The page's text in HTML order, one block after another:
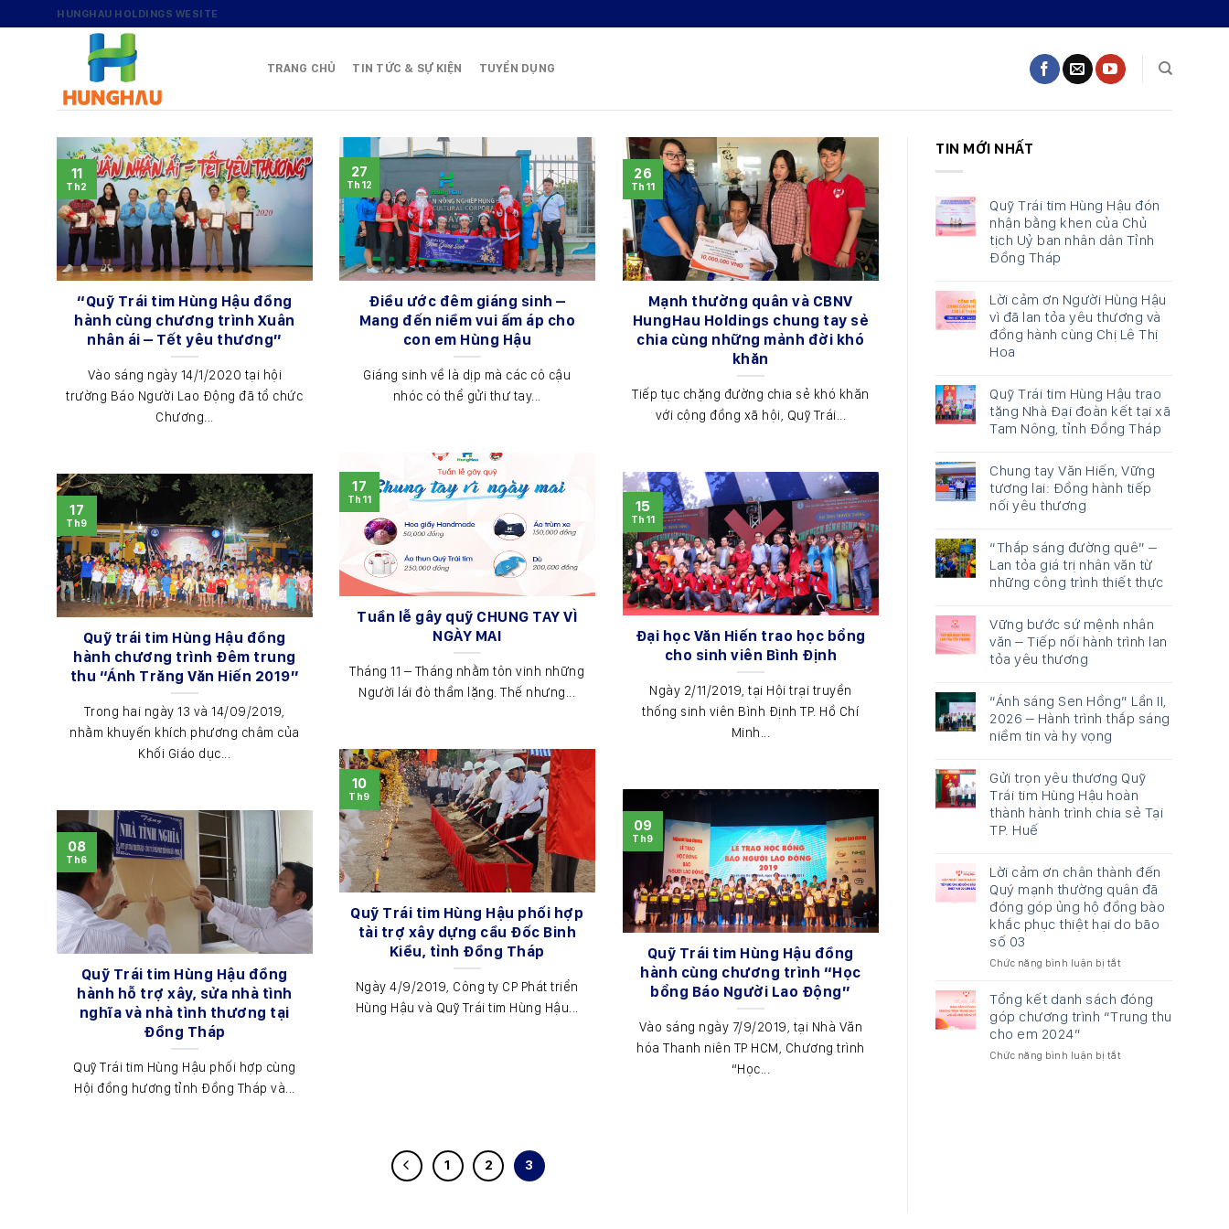
HUNGHAU HOLDINGS WESITE
TRANG CHỦ TIN TỨC & SỰ KIỆN TUYỂN DỤNG
“Quỹ Trái tim Hùng Hậu đồng
hành cùng chương trình Xuân
nhân ái – Tết yêu thương”
Vào sáng ngày 14/1/2020 tại hội
trường Báo Người Lao Động đã tổ chức
Chương...
11
Th2
Điều ước đêm giáng sinh –
Mang đến niềm vui ấm áp cho
con em Hùng Hậu
Giáng sinh về là dịp mà các cô cậu
nhóc có thể gửi thư tay...
27
Th12
Mạnh thường quân và CBNV
HungHau Holdings chung tay sẻ
chia cùng những mảnh đời khó
khăn
Tiếp tục chặng đường chia sẻ khó khăn
với cộng đồng xã hội, Quỹ Trái...
26
Th11
Tuần lễ gây quỹ CHUNG TAY VÌ
NGÀY MAI
Tháng 11 – Tháng nhằm tôn vinh những
Người lái đò thầm lặng. Thế nhưng...
17
Th11
Đại học Văn Hiến trao học bổng
cho sinh viên Bình Định
Ngày 2/11/2019, tại Hội trại truyền
thống sinh viên Bình Định TP. Hồ Chí
Minh...
15
Th11
Quỹ trái tim Hùng Hậu đồng
hành chương trình Đêm trung
thu “Ánh Trăng Văn Hiến 2019”
Trong hai ngày 13 và 14/09/2019,
nhằm khuyến khích phương châm của
Khối Giáo dục...
17
Th9
Quỹ Trái tim Hùng Hậu phối hợp
tài trợ xây dựng cầu Đốc Binh
Kiều, tỉnh Đồng Tháp
Ngày 4/9/2019, Công ty CP Phát triển
Hùng Hậu và Quỹ Trái tim Hùng Hậu...
10
Th9
Quỹ Trái tim Hùng Hậu đồng
hành cùng chương trình “Học
bổng Báo Người Lao Động”
Vào sáng ngày 7/9/2019, tại Nhà Văn
hóa Thanh niên TP HCM, Chương trình
“Học...
09
Th9
Quỹ Trái tim Hùng Hậu đồng
hành hỗ trợ xây, sửa nhà tình
nghĩa và nhà tình thương tại
Đồng Tháp
Quỹ Trái tim Hùng Hậu phối hợp cùng
Hội đồng hương tỉnh Đồng Tháp và...
08
Th6
1 2 3
TIN MỚI NHẤT
Quỹ Trái tim Hùng Hậu đón
nhận bằng khen của Chủ
tịch Uỷ ban nhân dân Tỉnh
Đồng Tháp
Lời cảm ơn Người Hùng Hậu
vì đã lan tỏa yêu thương và
đồng hành cùng Chị Lê Thị
Hoa
Quỹ Trái tim Hùng Hậu trao
tặng Nhà Đại đoàn kết tại xã
Tam Nông, tỉnh Đồng Tháp
Chung tay Văn Hiến, Vững
tương lai: Đồng hành tiếp
nối yêu thương
“Thắp sáng đường quê” –
Lan tỏa giá trị nhân văn từ
những công trình thiết thực
Vững bước sứ mệnh nhân
văn – Tiếp nối hành trình lan
tỏa yêu thương
“Ánh sáng Sen Hồng” Lần II,
2026 – Hành trình thắp sáng
niềm tin và hy vọng
Gửi trọn yêu thương Quỹ
Trái tim Hùng Hậu hoàn
thành hành trình chia sẻ Tại
TP. Huế
Lời cảm ơn chân thành đến
Quý mạnh thường quân đã
đóng góp ủng hộ đồng bào
khắc phục thiệt hại do bão
số 03
Chức năng bình luận bị tắt
cảm
chân
Tổng kết danh sách đóng
góp chương trình “Trung thu
cho em 2024”
Chức năng bình luận bị tắt